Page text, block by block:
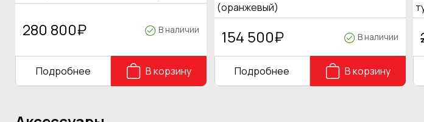
280 800₽ В наличии
Подробнее В корзину
(оранжевый)
154 500₽ В наличии
Подробнее В корзину